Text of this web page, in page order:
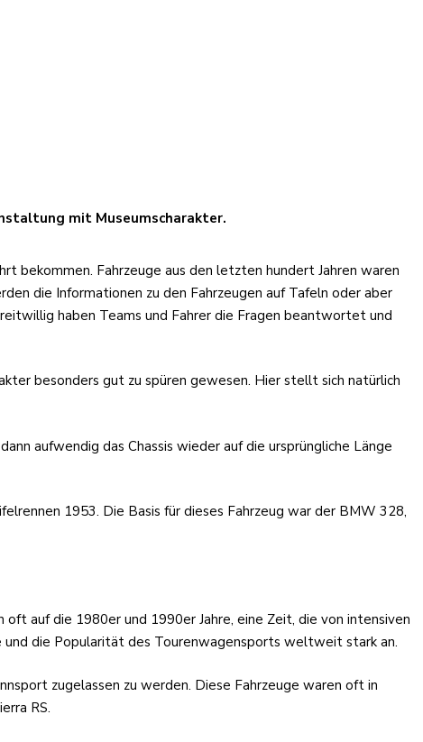
mit Museumscharakter.
bekommen. Fahrzeuge aus den letzten hundert Jahren waren
die Informationen zu den Fahrzeugen auf Tafeln oder aber
haben Teams und Fahrer die Fragen beantwortet und
besonders gut zu spüren gewesen. Hier stellt sich natürlich
aufwendig das Chassis wieder auf die ursprüngliche Länge
1953. Die Basis für dieses Fahrzeug war der BMW 328,
auf die 1980er und 1990er Jahre, eine Zeit, die von intensiven
die Popularität des Tourenwagensports weltweit stark an.
zugelassen zu werden. Diese Fahrzeuge waren oft in
RS.